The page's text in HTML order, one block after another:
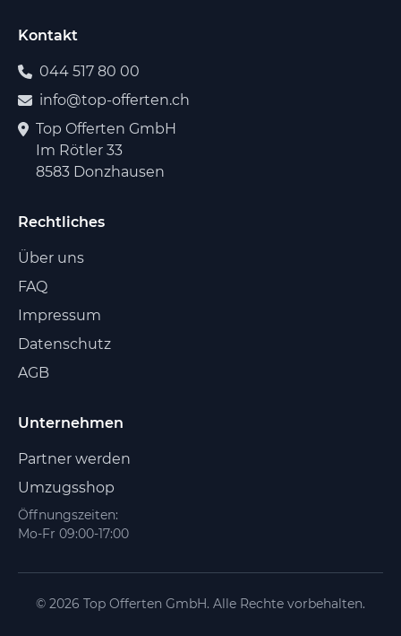
Kontakt
044 517 80 00
info@top-offerten.ch
Top Offerten GmbH
Im Rötler 33
8583 Donzhausen
Rechtliches
Über uns
FAQ
Impressum
Datenschutz
AGB
Unternehmen
Partner werden
Umzugsshop
Öffnungszeiten:
Mo-Fr 09:00-17:00
© 2026 Top Offerten GmbH. Alle Rechte vorbehalten.